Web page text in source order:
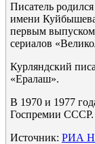
Писатель
имени
первым выпуском
сериалов
Курляндский
«Ералаш».
В 1970 и 1977
Госпремии СССР.
Источник: РИА